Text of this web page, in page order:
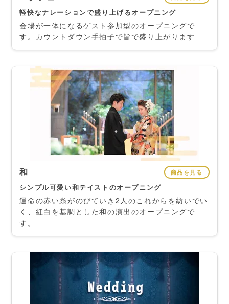
軽快なナレーションで盛り上げるオープニング
会場が一体になるゲスト参加型のオープニングで
す。カウントダウン手拍子で皆で盛り上がります
和 商品を見る
シンプル可愛い和テイストのオープニング
運命の赤い糸がのびていき2人のこれからを紡いでい
く、紅白を基調とした和の演出のオープニングで
す。